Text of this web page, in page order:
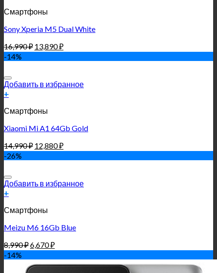
Смартфоны
Sony Xperia M5 Dual White
16,990₽ 13,890₽
-14%
Добавить в избранное
+
Смартфоны
Xiaomi Mi A1 64Gb Gold
14,990₽ 12,880₽
-26%
Добавить в избранное
+
Смартфоны
Meizu M6 16Gb Blue
8,990₽6,670₽
-14%